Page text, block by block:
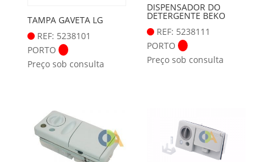
TAMPA GAVETA LG
REF: 5238101
PORTO
Preço sob consulta
DISPENSADOR DO
DETERGENTE BEKO
REF: 5238111
PORTO
Preço sob consulta